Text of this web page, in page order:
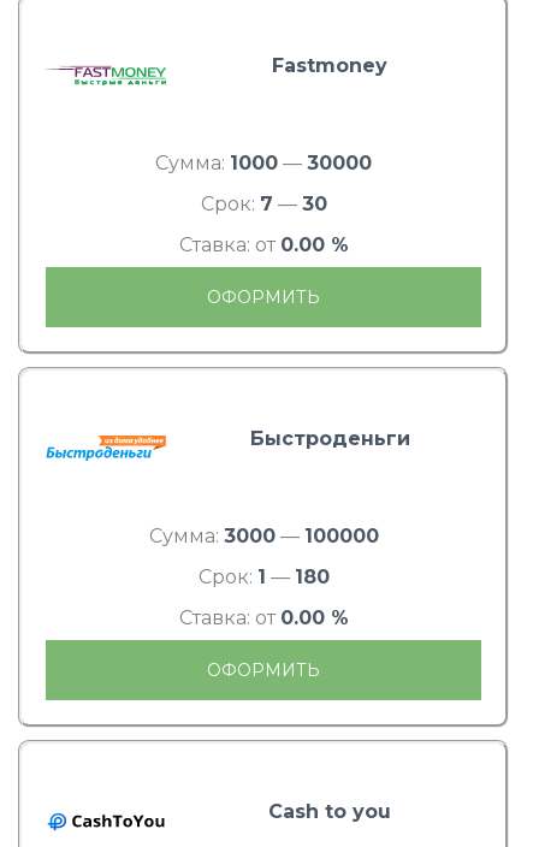
Fastmoney
Сумма: 1000 — 30000
Срок: 7 — 30
Ставка: от 0.00 %
ОФОРМИТЬ
Быстроденьги
Сумма: 3000— 100000
Срок: 1 — 180
Ставка: от 0.00 %
ОФОРМИТЬ
Cash to you